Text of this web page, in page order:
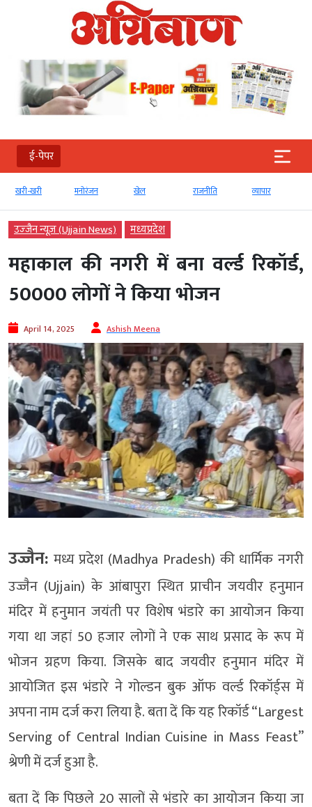
ई-पेपर
खरी-खरी मनोरंजन खेल राजनीति व्‍यापार
उज्‍जैन न्यूज़ (Ujjain News) मध्‍यप्रदेश
महाकाल की नगरी में बना वर्ल्ड रिकॉर्ड,
50000 लोगों ने किया भोजन
April 14, 2025 Ashish Meena
उज्जैन: मध्य प्रदेश (Madhya Pradesh) की धार्मिक नगरी
उज्जैन (Ujjain) के आंबापुरा स्थित प्राचीन जयवीर हनुमान
मंदिर में हनुमान जयंती पर विशेष भंडारे का आयोजन किया
गया था जहां 50 हजार लोगों ने एक साथ प्रसाद के रूप में
भोजन ग्रहण किया. जिसके बाद जयवीर हनुमान मंदिर में
आयोजित इस भंडारे ने गोल्डन बुक ऑफ वर्ल्ड रिकॉर्ड्स में
अपना नाम दर्ज करा लिया है. बता दें कि यह रिकॉर्ड “Largest
Serving of Central Indian Cuisine in Mass Feast”
श्रेणी में दर्ज हुआ है.
बता दें कि पिछले 20 सालों से भंडारे का आयोजन किया जा